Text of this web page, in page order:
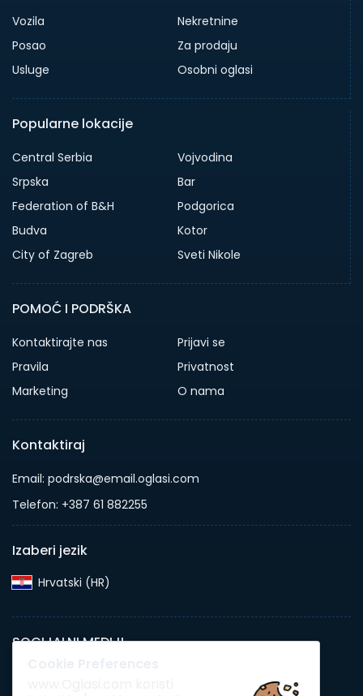
Vozila
Nekretnine
Posao
Za prodaju
Usluge
Osobni oglasi
Popularne lokacije
Central Serbia
Vojvodina
Srpska
Bar
Federation of B&H
Podgorica
Budva
Kotor
City of Zagreb
Sveti Nikole
POMOĆ I PODRŠKA
Kontaktirajte nas
Prijavi se
Pravila
Privatnost
Marketing
O nama
Kontaktiraj
Email: podrska@email.oglasi.com
Telefon: +387 61 882255
Izaberi jezik
Hrvatski (HR)‎
SOCIJALNI MEDIJI